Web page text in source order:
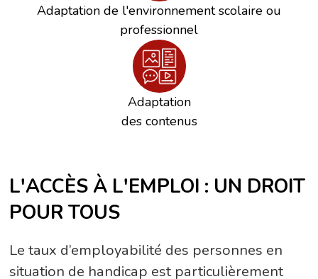
Adaptation de l'environnement scolaire ou
professionnel
Adaptation
des contenus
L'ACCÈS À L'EMPLOI : UN DROIT
POUR TOUS
Le taux d’employabilité des personnes en
situation de handicap est particulièrement